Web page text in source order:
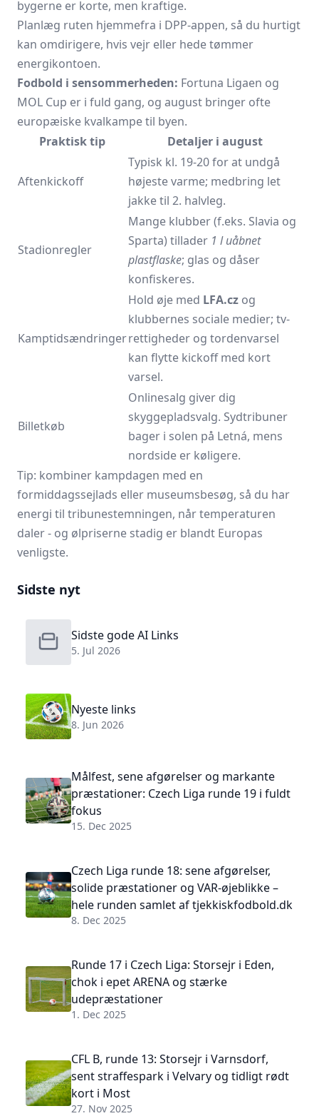
bygerne er korte, men kraftige.
Planlæg ruten hjemmefra i DPP-appen, så du hurtigt
kan omdirigere, hvis vejr eller hede tømmer
energikontoen.
Fodbold i sensommerheden: Fortuna Ligaen og
MOL Cup er i fuld gang, og august bringer ofte
europæiske kvalkampe til byen.
Praktisk tip
Detaljer i august
Aftenkickoff
Typisk kl. 19-20 for at undgå
højeste varme; medbring let
jakke til 2. halvleg.
Stadionregler
Mange klubber (f.eks. Slavia og
Sparta) tillader 1 l uåbnet
plastflaske; glas og dåser
konfiskeres.
Kamptidsændringer
Hold øje med LFA.cz og
klubbernes sociale medier; tv-
rettigheder og tordenvarsel
kan flytte kickoff med kort
varsel.
Billetkøb
Onlinesalg giver dig
skyggepladsvalg. Sydtribuner
bager i solen på Letná, mens
nordside er køligere.
Tip: kombiner kampdagen med en
formiddagssejlads eller museumsbesøg, så du har
energi til tribunestemningen, når temperaturen
daler - og ølpriserne stadig er blandt Europas
venligste.
Sidste nyt
Sidste gode AI Links
5. Jul 2026
Nyeste links
8. Jun 2026
Målfest, sene afgørelser og markante
præstationer: Czech Liga runde 19 i fuldt
fokus
15. Dec 2025
Czech Liga runde 18: sene afgørelser,
solide præstationer og VAR-øjeblikke –
hele runden samlet af tjekkiskfodbold.dk
8. Dec 2025
Runde 17 i Czech Liga: Storsejr i Eden,
chok i epet ARENA og stærke
udepræstationer
1. Dec 2025
CFL B, runde 13: Storsejr i Varnsdorf,
sent straffespark i Velvary og tidligt rødt
kort i Most
27. Nov 2025